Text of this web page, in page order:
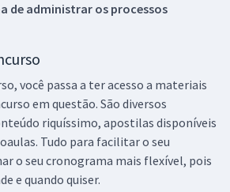
de administrar os processos
você passa a ter acesso a materiais
em questão. São diversos
riquíssimo, apostilas disponíveis
Tudo para facilitar o seu
o seu cronograma mais flexível, pois
e quando quiser.